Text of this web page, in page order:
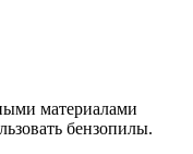
материалами
бензопилы.